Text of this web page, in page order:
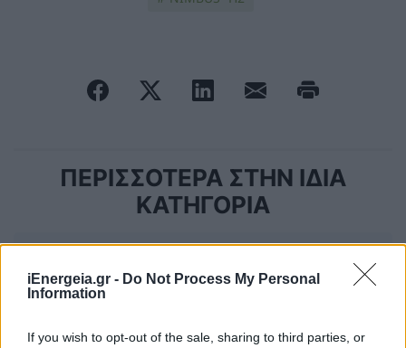
iEnergeia.gr - Do Not Process My Personal
Information
If you wish to opt-out of the sale, sharing to third parties, or
ΠΕΡΙΣΣΟΤΕΡΑ ΣΤΗΝ ΙΔΙΑ
ΚΑΤΗΓΟΡΙΑ
της πρότασης του Διαχειριστή ΔΕΣΦΑ
13 Μαϊος 2026